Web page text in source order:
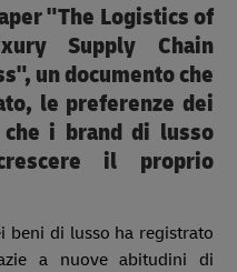
"The Logistics of
Supply Chain
un documento che
le preferenze dei
i brand di lusso
il proprio
beni di lusso ha registrato
a nuove abitudini di